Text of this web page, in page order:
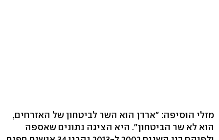
מזלי הוסיפה: "ארדן הוא השר לביטחון של האזרחים,
הוא לא שר הביטחון". היא הציגה נתונים שאספה